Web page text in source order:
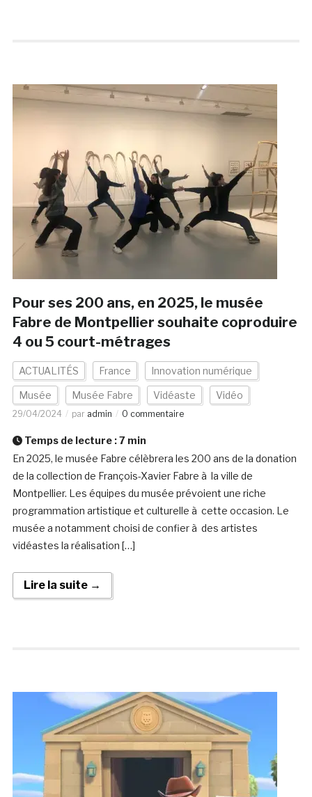
Pour ses 200 ans, en 2025, le musée
Fabre de Montpellier souhaite coproduire
4 ou 5 court-métrages
ACTUALITÉS France Innovation numérique
Musée Musée Fabre Vidéaste Vidéo
29/04/2024 par admin 0 commentaire
Temps de lecture :7 min
En 2025, le musée Fabre célèbrera les 200 ans de la donation
de la collection de François-Xavier Fabre à la ville de
Montpellier. Les équipes du musée prévoient une riche
programmation artistique et culturelle à cette occasion. Le
musée a notamment choisi de confier à des artistes
vidéastes la réalisation […]
Lire la suite →